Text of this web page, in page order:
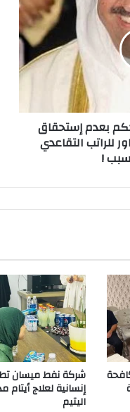
بعدم إستحقاق
للراتب التقاعدي
!
شركة نفط ميسان
إنسانية لعلاج
اليتيم